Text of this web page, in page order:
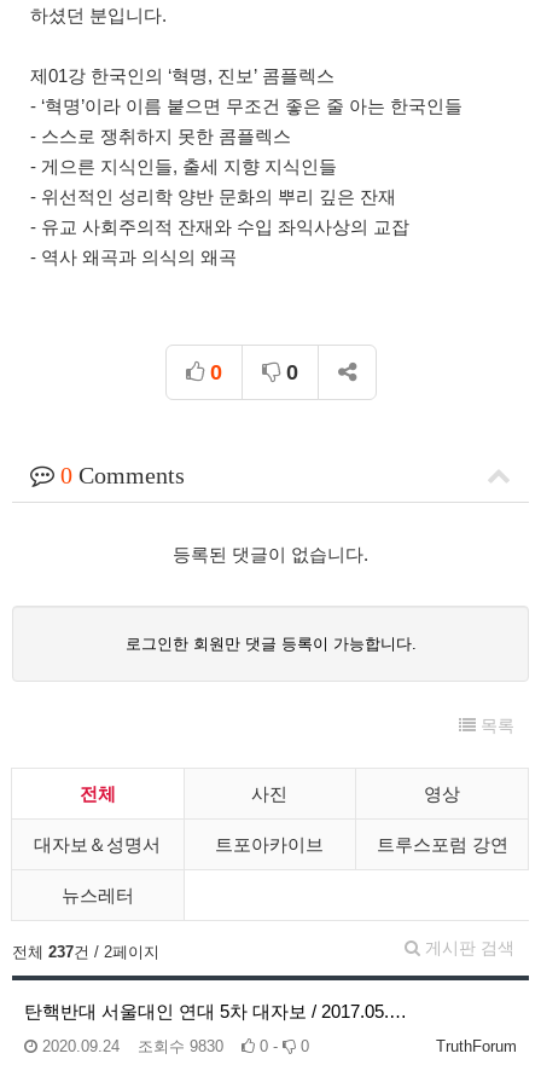
하셨던 분입니다.
제01강 한국인의 ‘혁명, 진보’ 콤플렉스
- ‘혁명’이라 이름 붙으면 무조건 좋은 줄 아는 한국인들
- 스스로 쟁취하지 못한 콤플렉스
- 게으른 지식인들, 출세 지향 지식인들
- 위선적인 성리학 양반 문화의 뿌리 깊은 잔재
- 유교 사회주의적 잔재와 수입 좌익사상의 교잡
- 역사 왜곡과 의식의 왜곡
0 0
0 Comments
등록된 댓글이 없습니다.
로그인한 회원만 댓글 등록이 가능합니다.
목록
전체 사진 영상
대자보＆성명서 트포아카이브 트루스포럼 강연
뉴스레터
게시판 검색
전체 237건 / 2페이지
탄핵반대 서울대인 연대 5차 대자보 / 2017.05.…
TruthForum
2020.09.24 조회수 9830 0 - 0